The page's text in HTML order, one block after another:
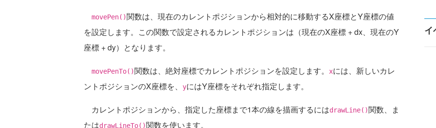
movePen()関数は、現在のカレントポジションから相対的に移動するX座標とY座標の値
を設定します。この関数で設定されるカレントポジションは（現在のX座標 + dx、現在のY
座標 + dy）となります。
movePenTo()関数は、絶対座標でカレントポジションを設定します。 xには、新しいカレ
ントポジションのX座標を、
yにはY座標をそれぞれ指定します。
カレントポジションから、指定した座標まで1本の線を描画するにはdrawLine()関数、ま
たはdrawLineTo()関数を使います。
イ